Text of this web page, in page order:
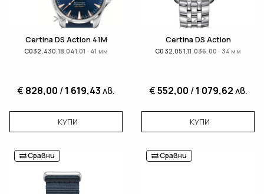
Certina DS Action 41M
C032.430.18.041.01 · 41 мм
€ 828,00 /1 619,43лв.
КУПИ
Certina DS Action
C032.051.11.036.00 · 34 мм
€552,00 /1 079,62лв.
КУПИ
Сравни Сравни